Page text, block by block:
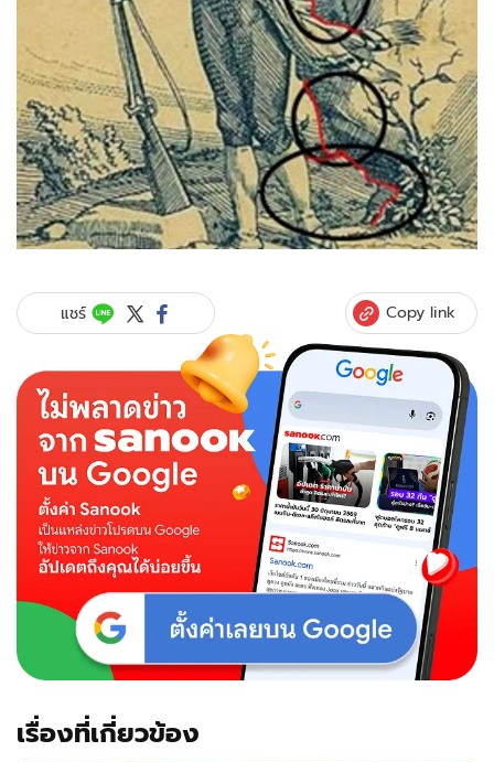
แชร์ Copy link
เรื่องที่เกี่ยวข้อง